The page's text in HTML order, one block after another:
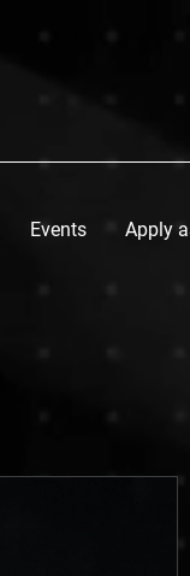
Events Apply